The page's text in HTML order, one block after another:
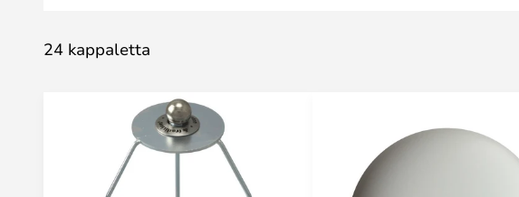
24 kappaletta